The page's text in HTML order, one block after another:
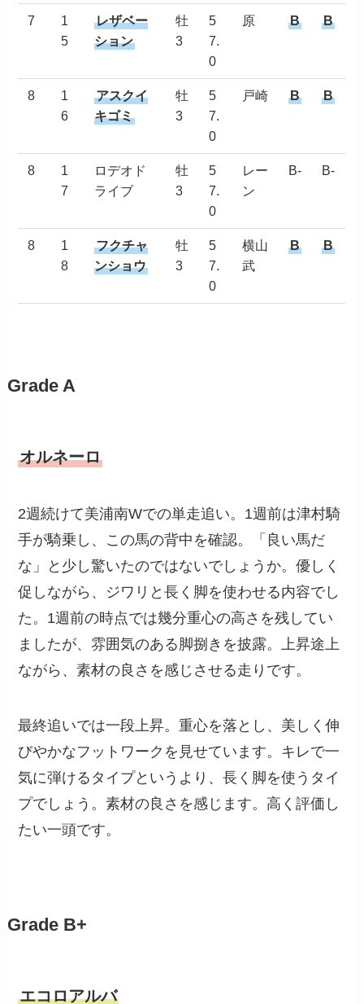
7
1
5
レザベー
ション
牡
3
5
7.
0
原 B B
8
1
6
アスクイ
キゴミ
牡
3
5
7.
0
戸崎 B B
8
1
7
ロデオド
ライブ
牡
3
5
7.
0
レー
ン
B- B-
8
1
8
フクチャ
ンショウ
牡
3
5
7.
0
横山
武
B B
Grade A
オルネーロ
2週続けて美浦南Wでの単走追い。1週前は津村騎
手が騎乗し、この馬の背中を確認。「良い馬だ
な」と少し驚いたのではないでしょうか。優しく
促しながら、ジワリと長く脚を使わせる内容でし
た。1週前の時点では幾分重心の高さを残してい
ましたが、雰囲気のある脚捌きを披露。上昇途上
ながら、素材の良さを感じさせる走りです。
最終追いでは一段上昇。重心を落とし、美しく伸
びやかなフットワークを見せています。キレで一
気に弾けるタイプというより、長く脚を使うタイ
プでしょう。素材の良さを感じます。高く評価し
たい一頭です。
Grade B+
エコロアルバ